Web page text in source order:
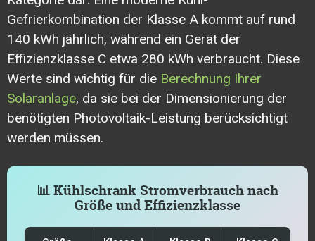
Gefrierkombination der Klasse A kommt auf rund
140 kWh jährlich, während ein Gerät der
Effizienzklasse C etwa 280 kWh verbraucht. Diese
Werte sind wichtig für die Berechnung Ihrer
Solaranlage, da sie bei der Dimensionierung der
benötigten Photovoltaik-Leistung berücksichtigt
werden müssen.
📊 Kühlschrank Stromverbrauch nach
Größe und Effizienzklasse